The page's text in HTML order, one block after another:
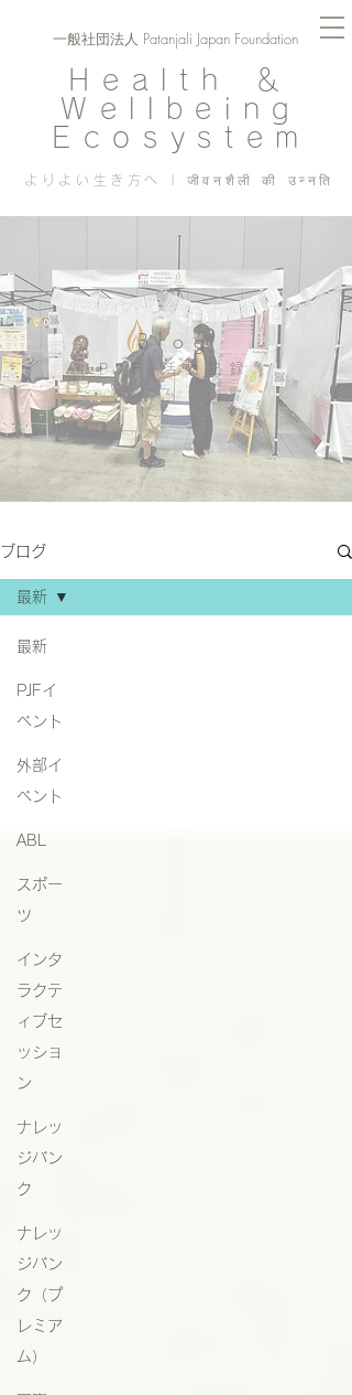
Health ＆
Wellbeing
Ecosystem
よりよい生き方へ | जीवनशैली की उन्नति
一般社団法人 Patanjali Japan Foundation
Blog
PJF ​活動記録
ブログ
最新
PJFイ
ベント
外部イ
ベント
ABL
スポー
ツ
インタ
ラクテ
ィブセ
ッショ
ン
ナレッ
ジバン
ク
ナレッ
ジバン
ク（プ
レミア
ム）
最新